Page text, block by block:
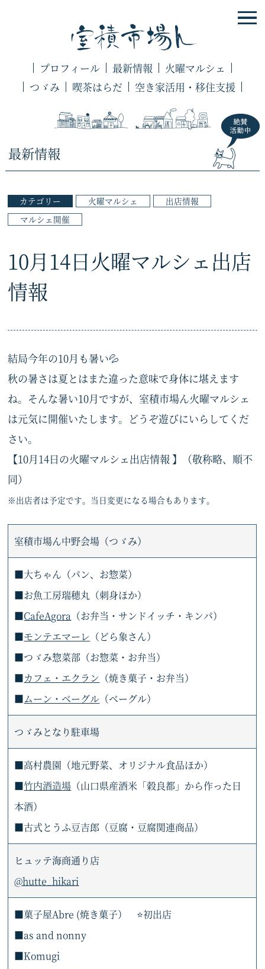
プロフィール 最新情報
火曜マルシェ
つゞみ
喫茶はらだ 空き家活用・移住支援
最新情報
カテゴリー 火曜マルシェ
出店情報
マルシェ開催
10月14日火曜マルシェ出店
情報
結局今年の10月も暑い💦
秋の暑さは夏とはまた違った意味で身体に堪えます
ね。そんな暑い10月ですが、室積市場ん火曜マルシェ
は元気に開催いたします。どうぞ遊びにいらしてくだ
さい。
【10月14日の火曜マルシェ出店情報 】（敬称略、順不
同）
※出店者は予定です。当日変更になる場合もあります。
室積市場ん中野会場（つゞみ）
■大ちゃん（パン、お惣菜）
■お魚工房瑞穂丸（刺身ほか）
■CafeAgora （お弁当・サンドイッチ・キンパ）
■モンテエマーレ （どら象さん）
■つゞみ惣菜部（お惣菜・お弁当）
■カフェ・エクラン （焼き菓子・お弁当）
■ムーン・ベーグル （ベーグル）
つゞみとなり駐車場
■高村農園（地元野菜、オリジナル食品ほか）
■竹内酒造場 （山口県産酒米「穀良都」から作った日
本酒）
■古式とうふ豆吉郎（豆腐・豆腐関連商品）
ヒュッテ海商通り店
@hutte_hikari
■菓子屋Abre (焼き菓子） ⭐初出店
■as and nonny
■Komugi